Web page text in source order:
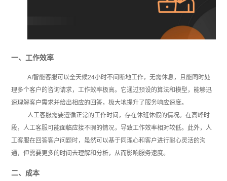
一、工作效率
AI智能客服可以全天候24小时不间断地工作，无需休息，且能同时处
理多个客户的咨询请求，工作效率极高。它通过预设的算法和模型，能够迅
速理解客户需求并给出相应的回答，极大地提升了服务响应速度。
人工客服需要遵循正常的工作时间，存在休班休假的情况。在高峰时
段，人工客服可能面临应接不暇的情况，导致工作效率相对较低。此外，人
工客服在回答客户问题时，虽然可以基于同理心和客户进行耐心灵活的沟
通，但需要更多的时间去理解和分析，从而影响服务速度。
二、成本